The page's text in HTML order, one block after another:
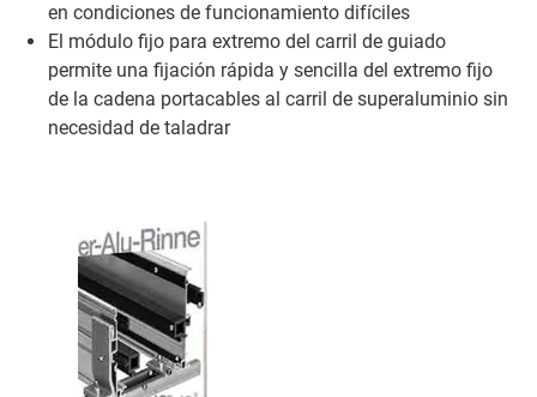
en condiciones de funcionamiento difíciles
El módulo fijo para extremo del carril de guiado
permite una fijación rápida y sencilla del extremo fijo
de la cadena portacables al carril de superaluminio sin
necesidad de taladrar